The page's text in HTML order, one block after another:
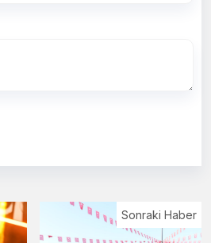
Sonraki Haber